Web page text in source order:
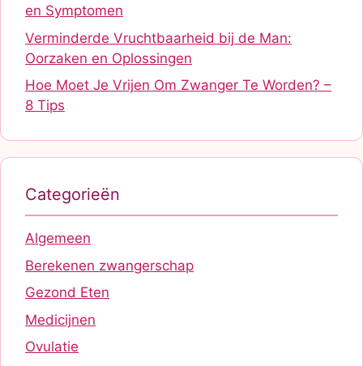
en Symptomen
Verminderde Vruchtbaarheid bij de Man:
Oorzaken en Oplossingen
Hoe Moet Je Vrijen Om Zwanger Te Worden? –
8 Tips
Categorieën
Algemeen
Berekenen zwangerschap
Gezond Eten
Medicijnen
Ovulatie